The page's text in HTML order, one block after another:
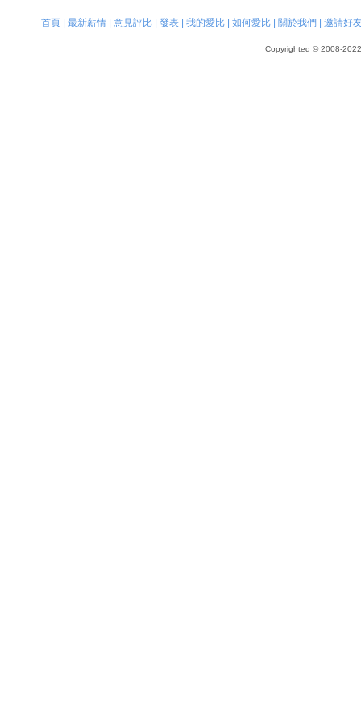
首頁| 最新薪情| 意見評比| 發表| 我的愛比| 如何愛比| 關於我們 邀請好
Copyrighted © 2008-